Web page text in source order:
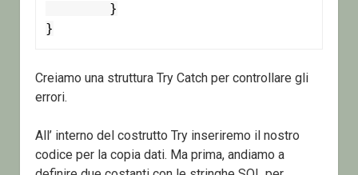
}
Creiamo una struttura Try Catch per controllare gli
errori.
All’ interno del costrutto Try inseriremo il nostro
codice per la copia dati. Ma prima, andiamo a